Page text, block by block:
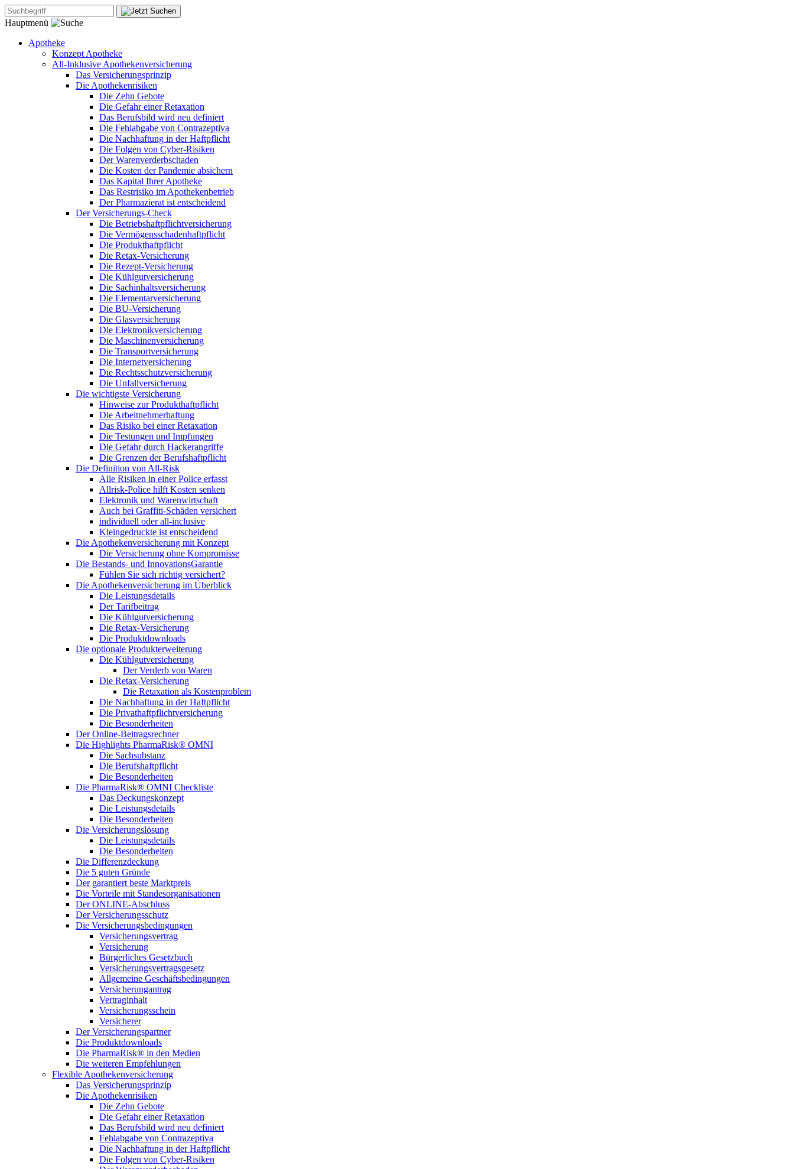
Hauptmenü
Apotheke
Konzept Apotheke
All-Inklusive Apothekenversicherung
Das Versicherungsprinzip
Die Apothekenrisiken
Die Zehn Gebote
Die Gefahr einer Retaxation
Das Berufsbild wird neu definiert
Die Fehlabgabe von Contrazeptiva
Die Nachhaftung in der Haftpflicht
Die Folgen von Cyber-Risiken
Der Warenverderbschaden
Die Kosten der Pandemie absichern
Das Kapital Ihrer Apotheke
Das Restrisiko im Apothekenbetrieb
Der Pharmazierat ist entscheidend
Der Versicherungs-Check
Die Betriebshaftpflichtversicherung
Die Vermögensschadenhaftpflicht
Die Produkthaftpflicht
Die Retax-Versicherung
Die Rezept-Versicherung
Die Kühlgutversicherung
Die Sachinhaltsversicherung
Die Elementarversicherung
Die BU-Versicherung
Die Glasversicherung
Die Elektronikversicherung
Die Maschinenversicherung
Die Transportversicherung
Die Internetversicherung
Die Rechtsschutzversicherung
Die Unfallversicherung
Die wichtigste Versicherung
Hinweise zur Produkthaftpflicht
Die Arbeitnehmerhaftung
Das Risiko bei einer Retaxation
Die Testungen und Impfungen
Die Gefahr durch Hackerangriffe
Die Grenzen der Berufshaftpflicht
Die Definition von All-Risk
Alle Risiken in einer Police erfasst
Allrisk-Police hilft Kosten senken
Elektronik und Warenwirtschaft
Auch bei Graffiti-Schäden versichert
individuell oder all-inclusive
Kleingedruckte ist entscheidend
Die Apothekenversicherung mit Konzept
Die Versicherung ohne Kompromisse
Die Bestands- und InnovationsGarantie
Fühlen Sie sich richtig versichert?
Die Apothekenversicherung im Überblick
Die Leistungsdetails
Der Tarifbeitrag
Die Kühlgutversicherung
Die Retax-Versicherung
Die Produktdownloads
Die optionale Produkterweiterung
Die Kühlgutversicherung
Der Verderb von Waren
Die Retax-Versicherung
Die Retaxation als Kostenproblem
Die Nachhaftung in der Haftpflicht
Die Privathaftpflichtversicherung
Die Besonderheiten
Der Online-Beitragsrechner
Die Highlights PharmaRisk® OMNI
Die Sachsubstanz
Die Berufshaftpflicht
Die Besonderheiten
Die PharmaRisk® OMNI Checkliste
Das Deckungskonzept
Die Leistungsdetails
Die Besonderheiten
Die Versicherungslösung
Die Leistungsdetails
Die Besonderheiten
Die Differenzdeckung
Die 5 guten Gründe
Der garantiert beste Marktpreis
Die Vorteile mit Standesorganisationen
Der ONLINE-Abschluss
Der Versicherungsschutz
Die Versicherungsbedingungen
Versicherungsvertrag
Versicherung
Bürgerliches Gesetzbuch
Versicherungsvertragsgesetz
Allgemeine Geschäftsbedingungen
Versicherungantrag
Vertraginhalt
Versicherungsschein
Versicherer
Der Versicherungspartner
Die Produktdownloads
Die PharmaRisk® in den Medien
Die weiteren Empfehlungen
Flexible Apothekenversicherung
Das Versicherungsprinzip
Die Apothekenrisiken
Die Zehn Gebote
Die Gefahr einer Retaxation
Das Berufsbild wird neu definiert
Fehlabgabe von Contrazeptiva
Die Nachhaftung in der Haftpflicht
Die Folgen von Cyber-Risiken